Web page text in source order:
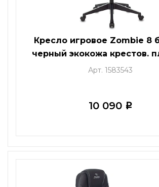
Кресло игровое Zombie 8
черный экокожа крестов.
Арт. 1583543
10 090 i